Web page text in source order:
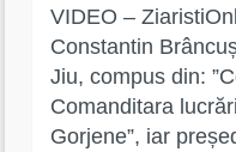
VIDEO –
Constantin
Jiu, compus din:
Comanditara
Gorjene”, iar